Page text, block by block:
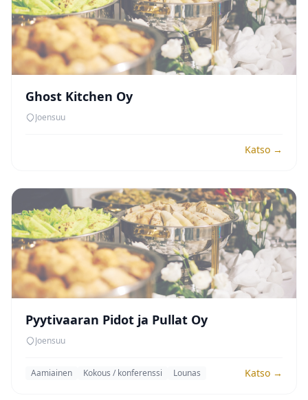
Ghost Kitchen Oy
Joensuu
Katso →
Pyytivaaran Pidot ja Pullat Oy
Joensuu
Aamiainen Kokous / konferenssi Lounas Katso →